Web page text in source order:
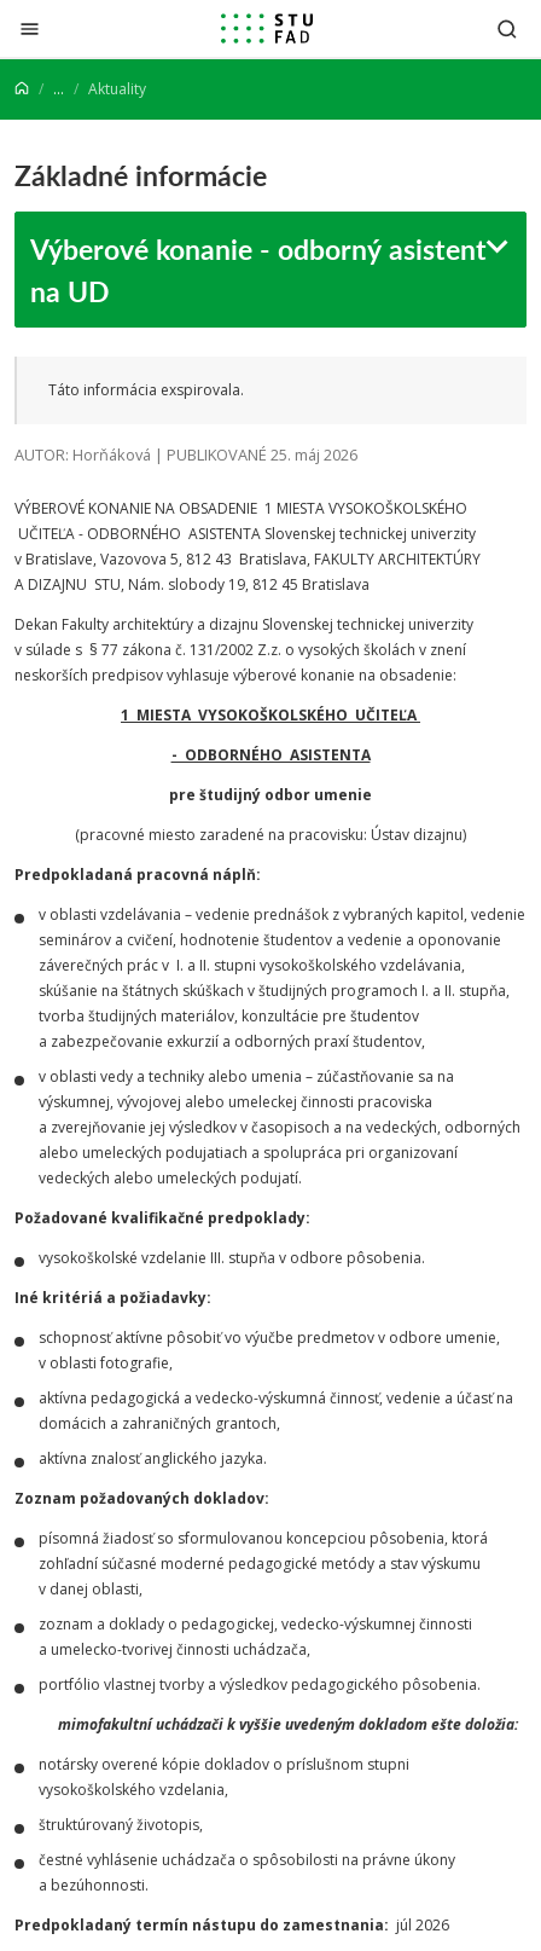
Prejsť na obsah
... Aktuality
Základné informácie
Výberové konanie - odborný asistent
na UD
Táto informácia exspirovala.
AUTOR: Horňáková | PUBLIKOVANÉ 25. máj 2026
VÝBEROVÉ KONANIE NA OBSADENIE 1 MIESTA VYSOKOŠKOLSKÉHO
UČITEĽA - ODBORNÉHO ASISTENTA Slovenskej technickej univerzity
v Bratislave, Vazovova 5, 812 43 Bratislava, FAKULTY ARCHITEKTÚRY
A DIZAJNU STU, Nám. slobody 19, 812 45 Bratislava
Dekan Fakulty architektúry a dizajnu Slovenskej technickej univerzity
v súlade s § 77 zákona č. 131/2002 Z.z. o vysokých školách v znení
neskorších predpisov vyhlasuje výberové konanie na obsadenie:
1 MIESTA VYSOKOŠKOLSKÉHO UČITEĽA
- ODBORNÉHO ASISTENTA
pre študijný odbor umenie
(pracovné miesto zaradené na pracovisku: Ústav dizajnu)
Predpokladaná pracovná náplň:
v oblasti vzdelávania – vedenie prednášok z vybraných kapitol, vedenie
seminárov a cvičení, hodnotenie študentov a vedenie a oponovanie
záverečných prác v I. a II. stupni vysokoškolského vzdelávania,
skúšanie na štátnych skúškach v študijných programoch I. a II. stupňa,
tvorba študijných materiálov, konzultácie pre študentov
a zabezpečovanie exkurzií a odborných praxí študentov,
v oblasti vedy a techniky alebo umenia – zúčastňovanie sa na
výskumnej, vývojovej alebo umeleckej činnosti pracoviska
a zverejňovanie jej výsledkov v časopisoch a na vedeckých, odborných
alebo umeleckých podujatiach a spolupráca pri organizovaní
vedeckých alebo umeleckých podujatí.
Požadované kvalifikačné predpoklady:
vysokoškolské vzdelanie III. stupňa v odbore pôsobenia.
Iné kritériá a požiadavky:
schopnosť aktívne pôsobiť vo výučbe predmetov v odbore umenie,
v oblasti fotografie,
aktívna pedagogická a vedecko-výskumná činnosť, vedenie a účasť na
domácich a zahraničných grantoch,
aktívna znalosť anglického jazyka.
Zoznam požadovaných dokladov:
písomná žiadosť so sformulovanou koncepciou pôsobenia, ktorá
zohľadní súčasné moderné pedagogické metódy a stav výskumu
v danej oblasti,
zoznam a doklady o pedagogickej, vedecko-výskumnej činnosti
a umelecko-tvorivej činnosti uchádzača,
portfólio vlastnej tvorby a výsledkov pedagogického pôsobenia.
mimofakultní uchádzači k vyššie uvedeným dokladom ešte doložia:
notársky overené kópie dokladov o príslušnom stupni
vysokoškolského vzdelania,
štruktúrovaný životopis,
čestné vyhlásenie uchádzača o spôsobilosti na právne úkony
a bezúhonnosti.
Predpokladaný termín nástupu do zamestnania: júl 2026